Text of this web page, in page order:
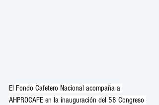
El Fondo Cafetero Nacional acompaña a
AHPROCAFE en la inauguración del 58 Congreso